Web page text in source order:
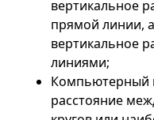
вертикальное
прямой линии,
вертикальное
линиями;
Компьютерный
расстояние